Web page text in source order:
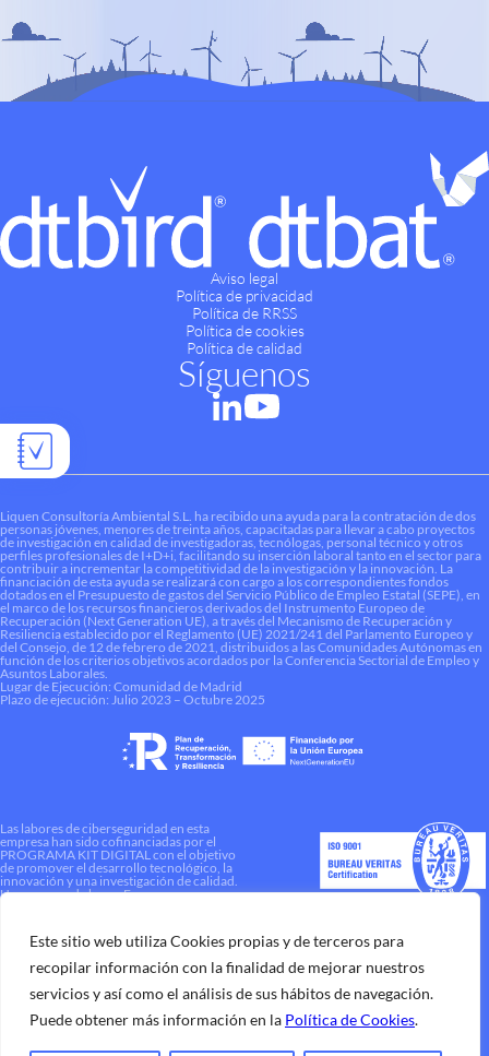
Este sitio web utiliza Cookies propias y de terceros para
recopilar información con la finalidad de mejorar nuestros
servicios y así como el análisis de sus hábitos de navegación.
Puede obtener más información en la Política de Cookies.
Aviso legal
Política de privacidad
Política de RRSS
Política de cookies
Política de calidad
Síguenos
Liquen Consultoría Ambiental S.L. ha recibido una ayuda para la contratación de dos
personas jóvenes, menores de treinta años, capacitadas para llevar a cabo proyectos
de investigación en calidad de investigadoras, tecnólogas, personal técnico y otros
perfiles profesionales de I+D+i, facilitando su inserción laboral tanto en el sector para
contribuir a incrementar la competitividad de la investigación y la innovación. La
financiación de esta ayuda se realizará con cargo a los correspondientes fondos
dotados en el Presupuesto de gastos del Servicio Público de Empleo Estatal (SEPE), en
el marco de los recursos financieros derivados del Instrumento Europeo de
Recuperación (Next Generation UE), a través del Mecanismo de Recuperación y
Resiliencia establecido por el Reglamento (UE) 2021/241 del Parlamento Europeo y
del Consejo, de 12 de febrero de 2021, distribuidos a las Comunidades Autónomas en
función de los criterios objetivos acordados por la Conferencia Sectorial de Empleo y
Asuntos Laborales.
Lugar de Ejecución: Comunidad de Madrid
Plazo de ejecución: Julio 2023 – Octubre 2025
Las labores de ciberseguridad en esta
empresa han sido cofinanciadas por el
PROGRAMA KIT DIGITAL con el objetivo
de promover el desarrollo tecnológico, la
innovación y una investigación de calidad.
Una manera de hacer Europa